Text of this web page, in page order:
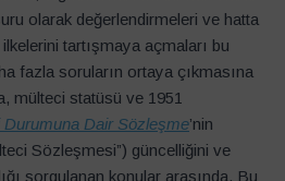
olarak değerlendirmeleri ve hatta
tartışmaya açmaları bu
fazla soruların ortaya çıkmasına
mülteci statüsü ve 1951
Dair Sözleşme’nin
Sözleşmesi”) güncelliğini ve
sorgulanan konular arasında. Bu